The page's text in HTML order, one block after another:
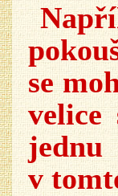
se
velice
jednu
v